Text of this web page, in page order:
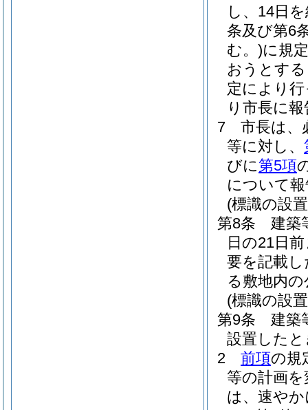
し、14日
条及び第6
む。)に規
おうとす
定により
り市長に
7
市長は、
等に対し、
びに第5項
について
(標識の設
第8条
建築
日の21日
要を記載
る敷地内
(標識の設
第9条
建築
設置した
2
前項の規
等の計画
は、速や